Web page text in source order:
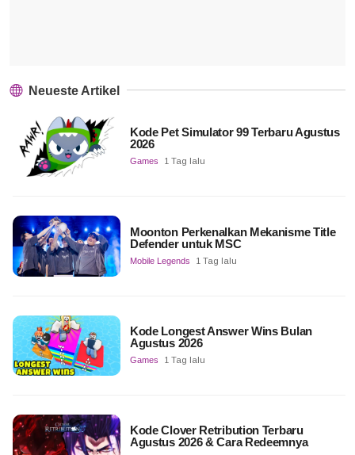
Neueste Artikel
Kode Pet Simulator 99 Terbaru Agustus
2026
Games 1 Tag lalu
Moonton Perkenalkan Mekanisme Title
Defender untuk MSC
Mobile Legends 1 Tag lalu
Kode Longest Answer Wins Bulan
Agustus 2026
Games 1 Tag lalu
Kode Clover Retribution Terbaru
Agustus 2026 & Cara Redeemnya